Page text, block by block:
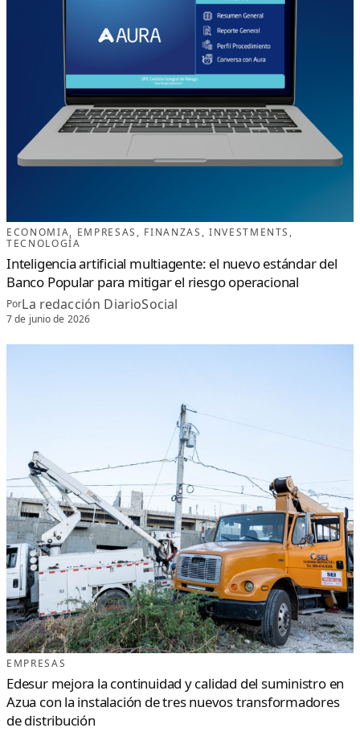
ECONOMIA, EMPRESAS , FINANZAS , INVESTMENTS
TECNOLOGÍA
Inteligencia artificial multiagente: el nuevo estándar del
Banco Popular para mitigar el riesgo operacional
PorLa redacción DiarioSocial
7 de junio de 2026
EMPRESAS
Edesur mejora la continuidad y calidad del suministro en
Azua con la instalación de tres nuevos transformadores
de distribución